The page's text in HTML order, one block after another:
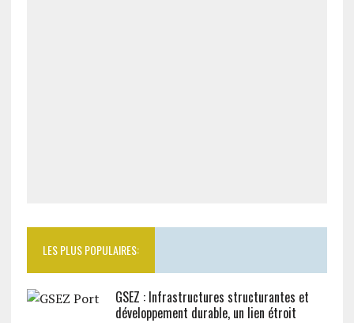
LES PLUS POPULAIRES:
GSEZ : Infrastructures structurantes et
développement durable, un lien étroit